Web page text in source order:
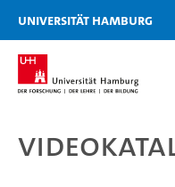
Zu den Filtern
Zur Metanavigation
Zur Hauptnavigation
Zur Suche
Zum Inhalt
Zum Seitenfuss
Universität Hamburg